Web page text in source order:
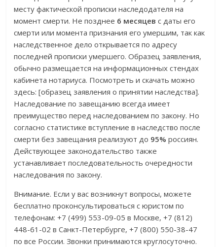
месту фактической прописки наследодателя на
момент смерти. Не позднее 6 месяцев с даты его
смерти или момента признания его умершим, так как
наследственное дело открывается по адресу
последней прописки умершего. Образец заявления,
обычно размещается на информационных стендах
кабинета нотариуса. Посмотреть и скачать можно
здесь: [образец заявления о принятии наследства].
Наследование по завещанию всегда имеет
преимущество перед наследованием по закону. Но
согласно статистике вступление в наследство после
смерти без завещания реализуют до 95% россиян.
Действующее законодательство также
устанавливает последовательность очередности
наследования по закону.
Внимание. Если у вас возникнут вопросы, можете
бесплатно проконсультироваться с юристом по
телефонам: +7 (499) 553-09-05 в Москве, +7 (812)
448-61-02 в Санкт-Петербурге, +7 (800) 550-38-47
по все России. Звонки принимаются круглосуточно.